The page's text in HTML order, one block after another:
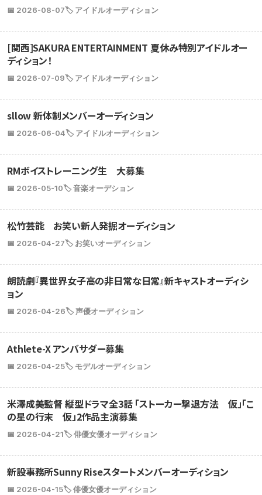
📅 2026-08-07🏷️ アイドルオーディション
[関西]SAKURA ENTERTAINMENT 夏休み特別アイドルオー
ディション！
📅 2026-07-09🏷️ アイドルオーディション
sllow 新体制メンバーオーディション
📅 2026-06-04🏷️ アイドルオーディション
RMボイストレーニング生 大募集
📅 2026-05-10🏷️ 音楽オーデション
松竹芸能 お笑い新人発掘オーディション
📅 2026-04-27🏷️ お笑いオーディション
朗読劇『異世界女子高の非日常な日常』新キャストオーディシ
ョン
📅 2026-04-26🏷️ 声優オーディション
Athlete-X アンバサダー募集
📅 2026-04-25🏷️ モデルオーディション
米澤成美監督 縦型ドラマ全3話 「ストーカー撃退方法 仮」「こ
の星の行末 仮」2作品主演募集
📅 2026-04-21🏷️ 俳優女優オーディション
新設事務所Sunny Riseスタートメンバーオーディション
📅 2026-04-15🏷️ 俳優女優オーディション